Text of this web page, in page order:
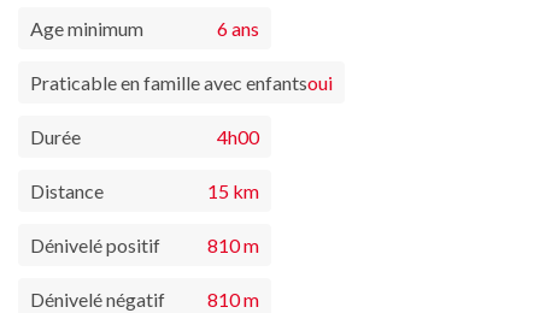
Age minimum
6 ans
Praticable en famille avec enfantsoui
Durée 4h00
Distance 15 km
Dénivelé positif 810 m
Dénivelé négatif 810 m